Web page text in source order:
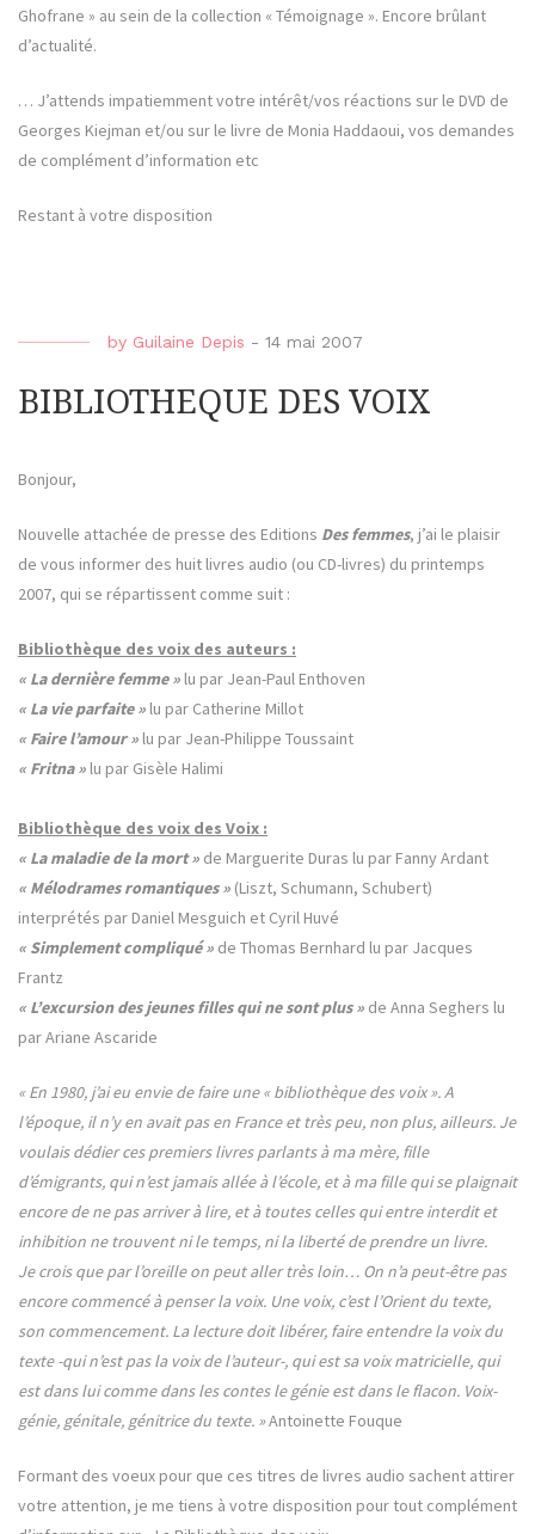
Ghofrane » au sein de la collection « Témoignage ». Encore brûlant
d’actualité.
… J’attends impatiemment votre intérêt/vos réactions sur le DVD de
Georges Kiejman et/ou sur le livre de Monia Haddaoui, vos demandes
de complément d’information etc
Restant à votre disposition
by Guilaine Depis - 14 mai 2007
BIBLIOTHEQUE DES VOIX
Bonjour,
Nouvelle attachée de presse des Editions Des femmes, j’ai le plaisir
de vous informer des huit livres audio (ou CD-livres) du printemps
2007, qui se répartissent comme suit :
Bibliothèque des voix des auteurs :
« La dernière femme » lu par Jean-Paul Enthoven
« La vie parfaite » lu par Catherine Millot
« Faire l’amour » lu par Jean-Philippe Toussaint
« Fritna » lu par Gisèle Halimi
Bibliothèque des voix des Voix :
« La maladie de la mort » de Marguerite Duras lu par Fanny Ardant
« Mélodrames romantiques » (Liszt, Schumann, Schubert)
interprétés par Daniel Mesguich et Cyril Huvé
« Simplement compliqué » de Thomas Bernhard lu par Jacques
Frantz
« L’excursion des jeunes filles qui ne sont plus » de Anna Seghers lu
par Ariane Ascaride
« En 1980, j’ai eu envie de faire une « bibliothèque des voix ». A
l’époque, il n’y en avait pas en France et très peu, non plus, ailleurs. Je
voulais dédier ces premiers livres parlants à ma mère, fille
d’émigrants, qui n’est jamais allée à l’école, et à ma fille qui se plaignait
encore de ne pas arriver à lire, et à toutes celles qui entre interdit et
inhibition ne trouvent ni le temps, ni la liberté de prendre un livre.
Je crois que par l’oreille on peut aller très loin… On n’a peut-être pas
encore commencé à penser la voix. Une voix, c’est l’Orient du texte,
son commencement. La lecture doit libérer, faire entendre la voix du
texte -qui n’est pas la voix de l’auteur-, qui est sa voix matricielle, qui
est dans lui comme dans les contes le génie est dans le flacon. Voix-
génie, génitale, génitrice du texte. »Antoinette Fouque
Formant des voeux pour que ces titres de livres audio sachent attirer
votre attention, je me tiens à votre disposition pour tout complément